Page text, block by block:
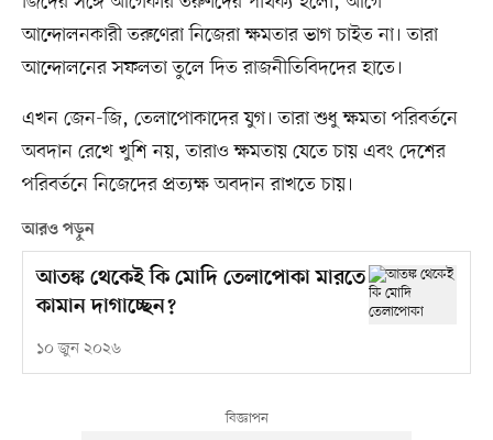
আন্দোলনকারী তরুণেরা নিজেরা ক্ষমতার ভাগ চাইত না। তারা
আন্দোলনের সফলতা তুলে দিত রাজনীতিবিদদের হাতে।
এখন জেন-জি, তেলাপোকাদের যুগ। তারা শুধু ক্ষমতা পরিবর্তনে
অবদান রেখে খুশি নয়, তারাও ক্ষমতায় যেতে চায় এবং দেশের
পরিবর্তনে নিজেদের প্রত্যক্ষ অবদান রাখতে চায়।
আরও পড়ুন
আতঙ্ক থেকেই কি মোদি তেলাপোকা মারতে
কামান দাগাচ্ছেন?
১০ জুন ২০২৬